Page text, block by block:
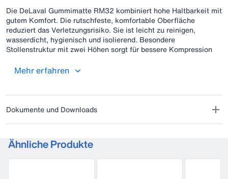
Die DeLaval Gummimatte RM32 kombiniert hohe Haltbarkeit mit
gutem Komfort. Die rutschfeste, komfortable Oberfläche
reduziert das Verletzungsrisiko. Sie ist leicht zu reinigen,
wasserdicht, hygienisch und isolierend. Besondere
Stollenstruktur mit zwei Höhen sorgt für bessere Kompression
Mehr erfahren
Dokumente und Downloads
Ähnliche Produkte